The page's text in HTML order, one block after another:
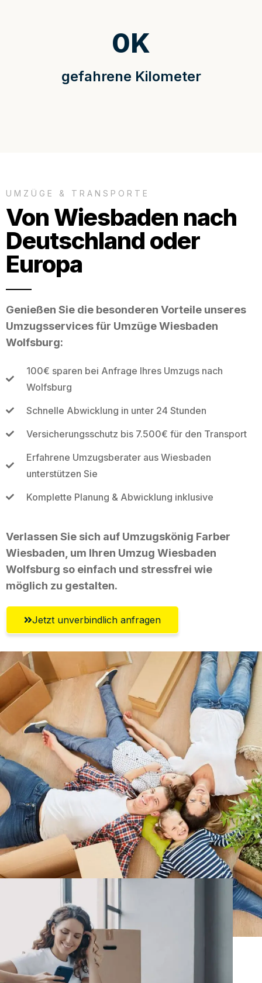
gefahrene Kilometer
0K
UMZÜGE & TRANSPORTE
Von Wiesbaden nach
Deutschland oder
Europa
Genießen Sie die besonderen Vorteile unseres
Umzugsservices für Umzüge Wiesbaden
Wolfsburg:
100€ sparen bei Anfrage Ihres Umzugs nach
Wolfsburg
Schnelle Abwicklung in unter 24 Stunden
Versicherungsschutz bis 7.500€ für den Transport
Erfahrene Umzugsberater aus Wiesbaden
unterstützen Sie
Komplette Planung & Abwicklung inklusive
Verlassen Sie sich auf Umzugskönig Farber
Wiesbaden, um Ihren Umzug Wiesbaden
Wolfsburg so einfach und stressfrei wie
möglich zu gestalten.
Jetzt unverbindlich anfragen